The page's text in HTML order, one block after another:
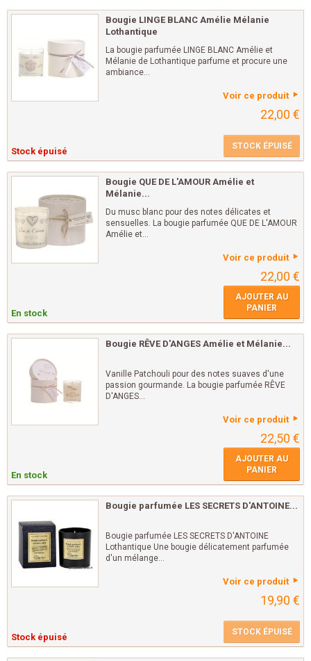
Bougie LINGE BLANC Amélie Mélanie
Lothantique
La bougie parfumée LINGE BLANC Amélie et
Mélanie de Lothantique parfume et procure une
ambiance...
Voir ce produit
22,00 €
Stock épuisé STOCK ÉPUISÉ
Bougie QUE DE L'AMOUR Amélie et
Mélanie...
Du musc blanc pour des notes délicates et
sensuelles. La bougie parfumée QUE DE L'AMOUR
Amélie et...
Voir ce produit
22,00 €
En stock
AJOUTER AU
PANIER
Bougie RÊVE D'ANGES Amélie et Mélanie...
Vanille Patchouli pour des notes suaves d'une
passion gourmande. La bougie parfumée RÊVE
D'ANGES...
Voir ce produit
22,50 €
En stock
AJOUTER AU
PANIER
Bougie parfumée LES SECRETS D'ANTOINE...
Bougie parfumée LES SECRETS D'ANTOINE
Lothantique Une bougie délicatement parfumée
d'un mélange...
Voir ce produit
19,90 €
Stock épuisé STOCK ÉPUISÉ